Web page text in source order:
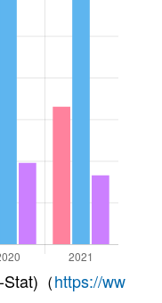
（https://ww